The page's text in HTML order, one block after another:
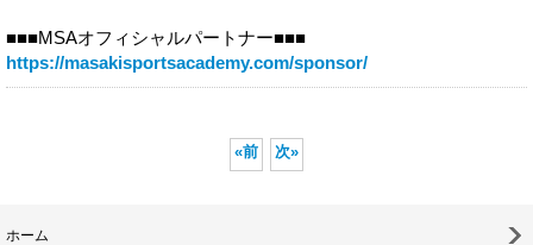
■■■MSAオフィシャルパートナー■■■
https://masakisportsacademy.com/sponsor/
«前 次»
ホーム